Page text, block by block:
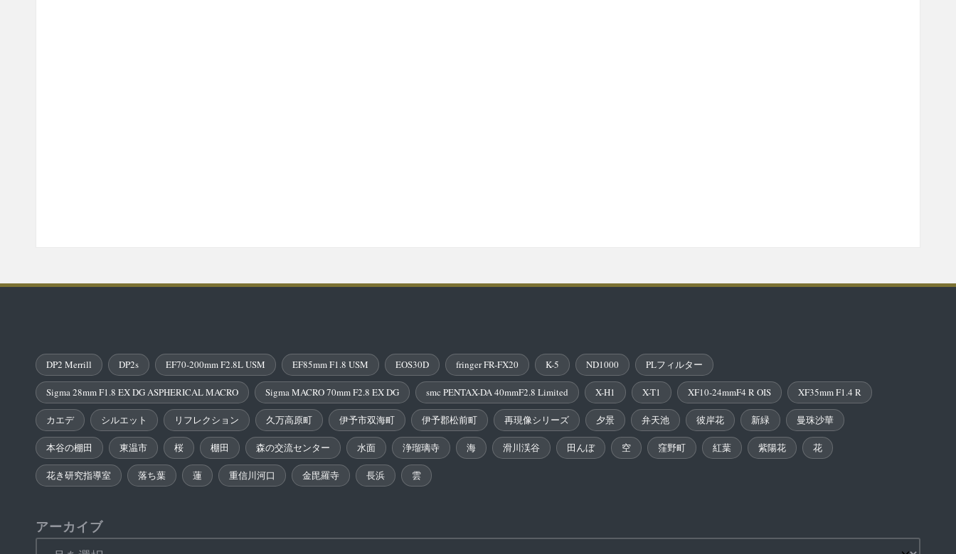
DP2 Merrill DP2s EF70-200mm F2.8L USM EF85mm F1.8 USM EOS30D fringer FR-FX20 K-5 ND1000 PLフィルター
Sigma 28mm F1.8 EX DG ASPHERICAL MACRO Sigma MACRO 70mm F2.8 EX DG smc PENTAX-DA 40mmF2.8 Limited X-H1 X-T1 XF10-24mmF4 R OIS XF35mm F1.4 R
カエデ シルエット リフレクション 久万高原町 伊予市双海町 伊予郡松前町 再現像シリーズ 夕景 弁天池 彼岸花 新緑 曼珠沙華
本谷の棚田 東温市 桜 棚田 森の交流センター 水面 浄瑠璃寺 海 滑川渓谷 田んぼ 空 窪野町 紅葉 紫陽花 花
花き研究指導室 落ち葉 蓮 重信川河口 金毘羅寺 長浜 雲
アーカイブ